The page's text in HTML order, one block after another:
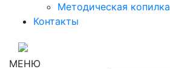
Методическая копилка
Контакты
МЕНЮ